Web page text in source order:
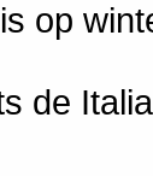
op
de